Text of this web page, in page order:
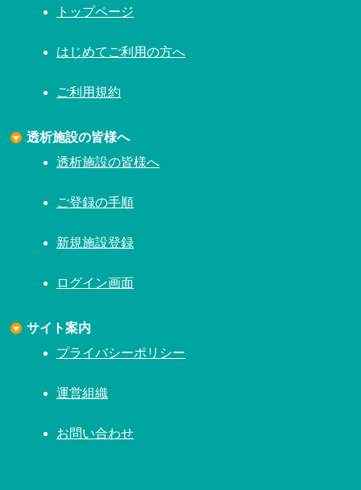
トップページ
はじめてご利用の方へ
ご利用規約
透析施設の皆様へ
透析施設の皆様へ
ご登録の手順
新規施設登録
ログイン画面
サイト案内
プライバシーポリシー
運営組織
お問い合わせ